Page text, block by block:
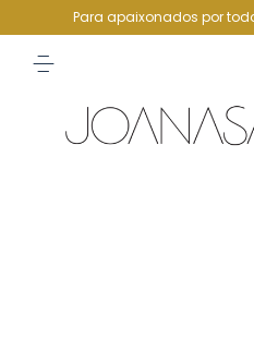
Para apaixonados por